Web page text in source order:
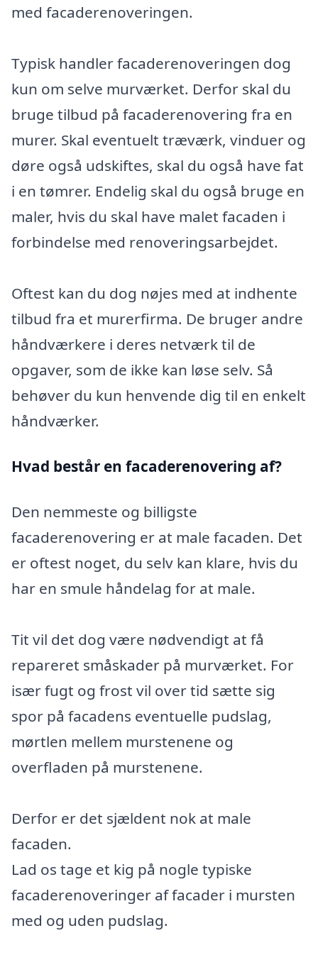
med facaderenoveringen.
Typisk handler facaderenoveringen dog
kun om selve murværket. Derfor skal du
bruge tilbud på facaderenovering fra en
murer. Skal eventuelt træværk, vinduer og
døre også udskiftes, skal du også have fat
i en tømrer. Endelig skal du også bruge en
maler, hvis du skal have malet facaden i
forbindelse med renoveringsarbejdet.
Oftest kan du dog nøjes med at indhente
tilbud fra et murerfirma. De bruger andre
håndværkere i deres netværk til de
opgaver, som de ikke kan løse selv. Så
behøver du kun henvende dig til en enkelt
håndværker.
Hvad består en facaderenovering af?
Den nemmeste og billigste
facaderenovering er at male facaden. Det
er oftest noget, du selv kan klare, hvis du
har en smule håndelag for at male.
Tit vil det dog være nødvendigt at få
repareret småskader på murværket. For
især fugt og frost vil over tid sætte sig
spor på facadens eventuelle pudslag,
mørtlen mellem murstenene og
overfladen på murstenene.
Derfor er det sjældent nok at male
facaden.
Lad os tage et kig på nogle typiske
facaderenoveringer af facader i mursten
med og uden pudslag.